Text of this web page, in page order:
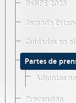
ReNPE 2025
Jornada
Cuidados en
Partes de
Adjuntos
Prevención